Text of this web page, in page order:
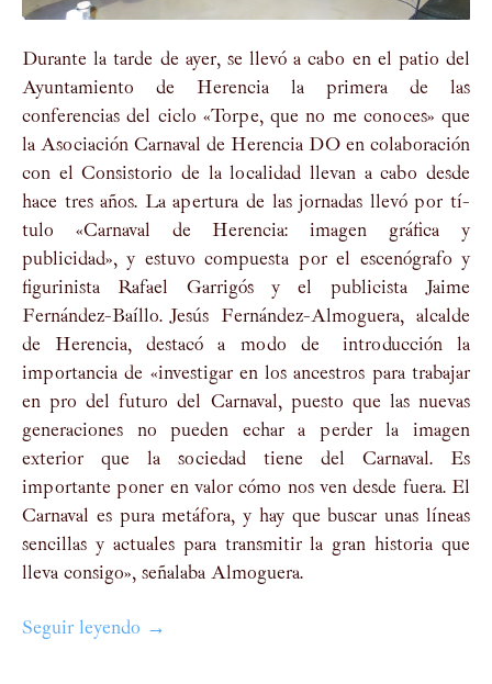
Durante la tarde de ayer, se llevó a cabo en el patio del
Ayuntamiento de Herencia la primera de las
conferencias del ciclo «Torpe, que no me conoces» que
la Asociación Carnaval de Herencia DO en colaboración
con el Consistorio de la localidad llevan a cabo desde
hace tres años. La apertura de las jornadas llevó por tí­
tulo «Carnaval de Herencia: imagen gráfica y
publicidad», y estuvo compuesta por el escenógrafo y
figurinista Rafael Garrigós y el publicista Jaime
Fernández-Baí­llo. Jesús Fernández-Almoguera, alcalde
de Herencia, destacó a modo de introducción la
importancia de «investigar en los ancestros para trabajar
en pro del futuro del Carnaval, puesto que las nuevas
generaciones no pueden echar a perder la imagen
exterior que la sociedad tiene del Carnaval. Es
importante poner en valor cómo nos ven desde fuera. El
Carnaval es pura metáfora, y hay que buscar unas lí­neas
sencillas y actuales para transmitir la gran historia que
lleva consigo», señalaba Almoguera.
Seguir leyendo La imagen del Carnaval, a examen en el
→